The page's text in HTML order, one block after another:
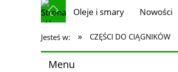
Oleje i smary Nowości
Jesteś w: » CZĘŚCI DO CIĄGNIKÓW
Menu